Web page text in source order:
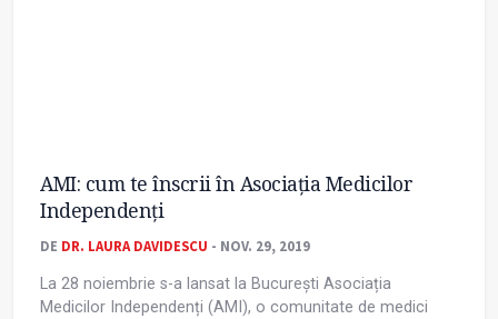
AMI: cum te înscrii în Asociația Medicilor
Independenți
DE DR. LAURA DAVIDESCU - NOV. 29, 2019
La 28 noiembrie s-a lansat la București Asociația
Medicilor Independenți (AMI), o comunitate de medici